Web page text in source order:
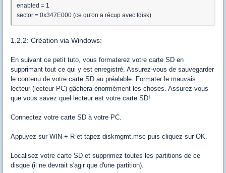
enabled = 1
sector = 0x347E000 (ce qu'on a récup avec fdisk)
1.2.2: Création via Windows:
En suivant ce petit tuto, vous formaterez votre carte SD en
supprimant tout ce qui y est enregistré. Assurez-vous de sauvegarder
le contenu de votre carte SD au préalable. Formater le mauvais
lecteur (lecteur PC) gâchera énormément les choses. Assurez-vous
que vous savez quel lecteur est votre carte SD!
Connectez votre carte SD à votre PC.
Appuyez sur WIN + R et tapez diskmgmt.msc puis cliquez sur OK.
Localisez votre carte SD et supprimez toutes les partitions de ce
disque (il ne devrait s'agir que d'une partition).